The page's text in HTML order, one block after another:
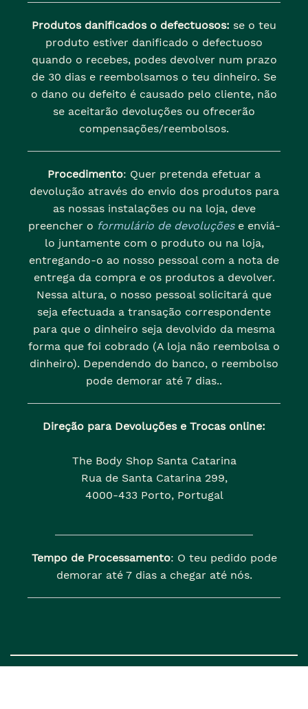
Produtos danificados o defectuosos: se o teu
produto estiver danificado o defectuoso
quando o recebes, podes devolver num prazo
de 30 dias e reembolsamos o teu dinheiro. Se
o dano ou defeito é causado pelo cliente, não
se aceitarão devoluções ou ofrecerão
compensações/reembolsos.
Procedimento: Quer pretenda efetuar a
devolução através do envio dos produtos para
as nossas instalações ou na loja, deve
preencher o formulário de devoluçõese enviá-
lo juntamente com o produto ou na loja,
entregando-o ao nosso pessoal com a nota de
entrega da compra e os produtos a devolver.
Nessa altura, o nosso pessoal solicitará que
seja efectuada a transação correspondente
para que o dinheiro seja devolvido da mesma
forma que foi cobrado (A loja não reembolsa o
dinheiro). Dependendo do banco, o reembolso
pode demorar até 7 dias..
Direção para Devoluções e Trocas online:
The Body Shop Santa Catarina
Rua de Santa Catarina 299,
4000-433 Porto, Portugal
Tempo de Processamento: O teu pedido pode
demorar até 7 dias a chegar até nós.